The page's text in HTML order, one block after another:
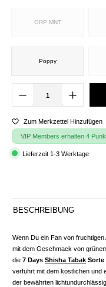
GRP MNT
Poppy
Zum Merkzettel Hinzufügen
VIP Members erhalten 4
Lieferzeit 1-3 Werktage
BESCHREIBUNG
Wenn Du ein Fan von
mit dem Geschmack von
die 7 Days Shisha Tabak Sorte
verführt mit dem köstlichen und
der bewährten